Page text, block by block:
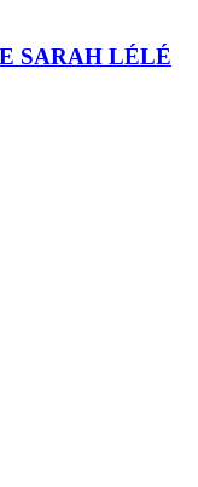
SARAH LÉLÉ